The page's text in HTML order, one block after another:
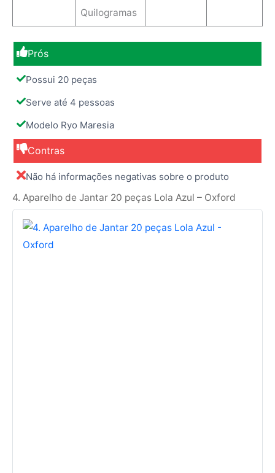
Quilogramas
Prós
Possui 20 peças
Serve até 4 pessoas
Modelo Ryo Maresia
Contras
Não há informações negativas sobre o produto
4. Aparelho de Jantar 20 peças Lola Azul – Oxford